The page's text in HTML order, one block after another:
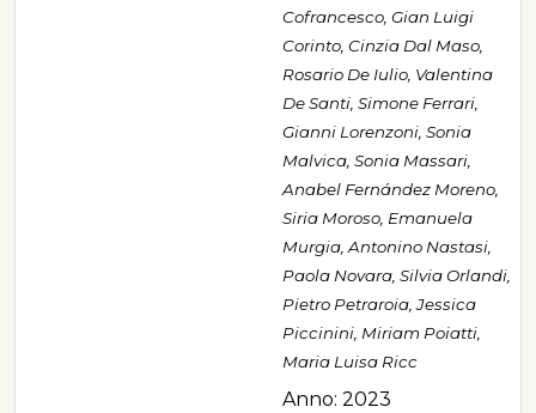
Cofrancesco, Gian Luigi
Corinto, Cinzia Dal Maso,
Rosario De Iulio, Valentina
De Santi, Simone Ferrari,
Gianni Lorenzoni, Sonia
Malvica, Sonia Massari,
Anabel Fernández Moreno,
Siria Moroso, Emanuela
Murgia, Antonino Nastasi,
Paola Novara, Silvia Orlandi,
Pietro Petraroia, Jessica
Piccinini, Miriam Poiatti,
Maria Luisa Ricc
Anno: 2023